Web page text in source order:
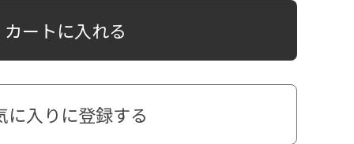
カートに入れる
に入りに登録する